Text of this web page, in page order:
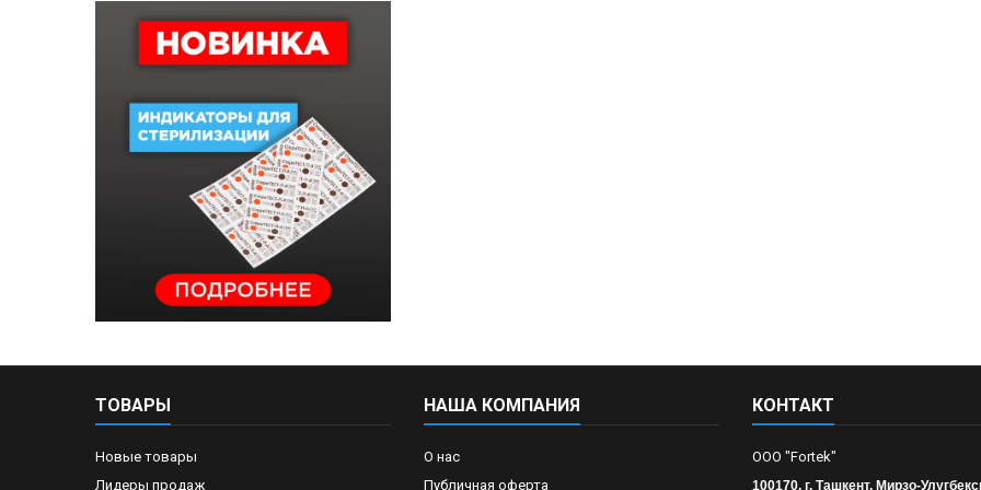
ТОВАРЫ
Новые товары
Лидеры продаж
НАША КОМПАНИЯ
О нас
Публичная оферта
КОНТАКТ
OOO "Fortek"
100170, г. Ташкент, Мирзо-